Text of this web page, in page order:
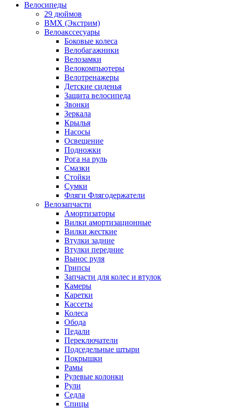
Велосипеды
29 дюймов
BMX (Экстрим)
Велоакссесуары
Боковые колеса
Велобагажники
Велозамки
Велокомпьютеры
Велотренажеры
Детские сиденья
Защита велосипеда
Звонки
Зеркала
Крылья
Насосы
Освещение
Подножки
Рога на руль
Смазки
Стойки
Сумки
Фляги Флягодержатели
Велозапчасти
Амортизаторы
Вилки амортизационные
Вилки жесткие
Втулки задние
Втулки передние
Вынос руля
Грипсы
Запчасти для колес и втулок
Камеры
Каретки
Кассеты
Колеса
Обода
Педали
Переключатели
Подседельные штыри
Покрышки
Рамы
Рулевые колонки
Рули
Седла
Спицы